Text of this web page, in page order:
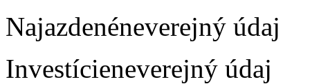
Najazdenéneverejný údaj
Investícieneverejný údaj